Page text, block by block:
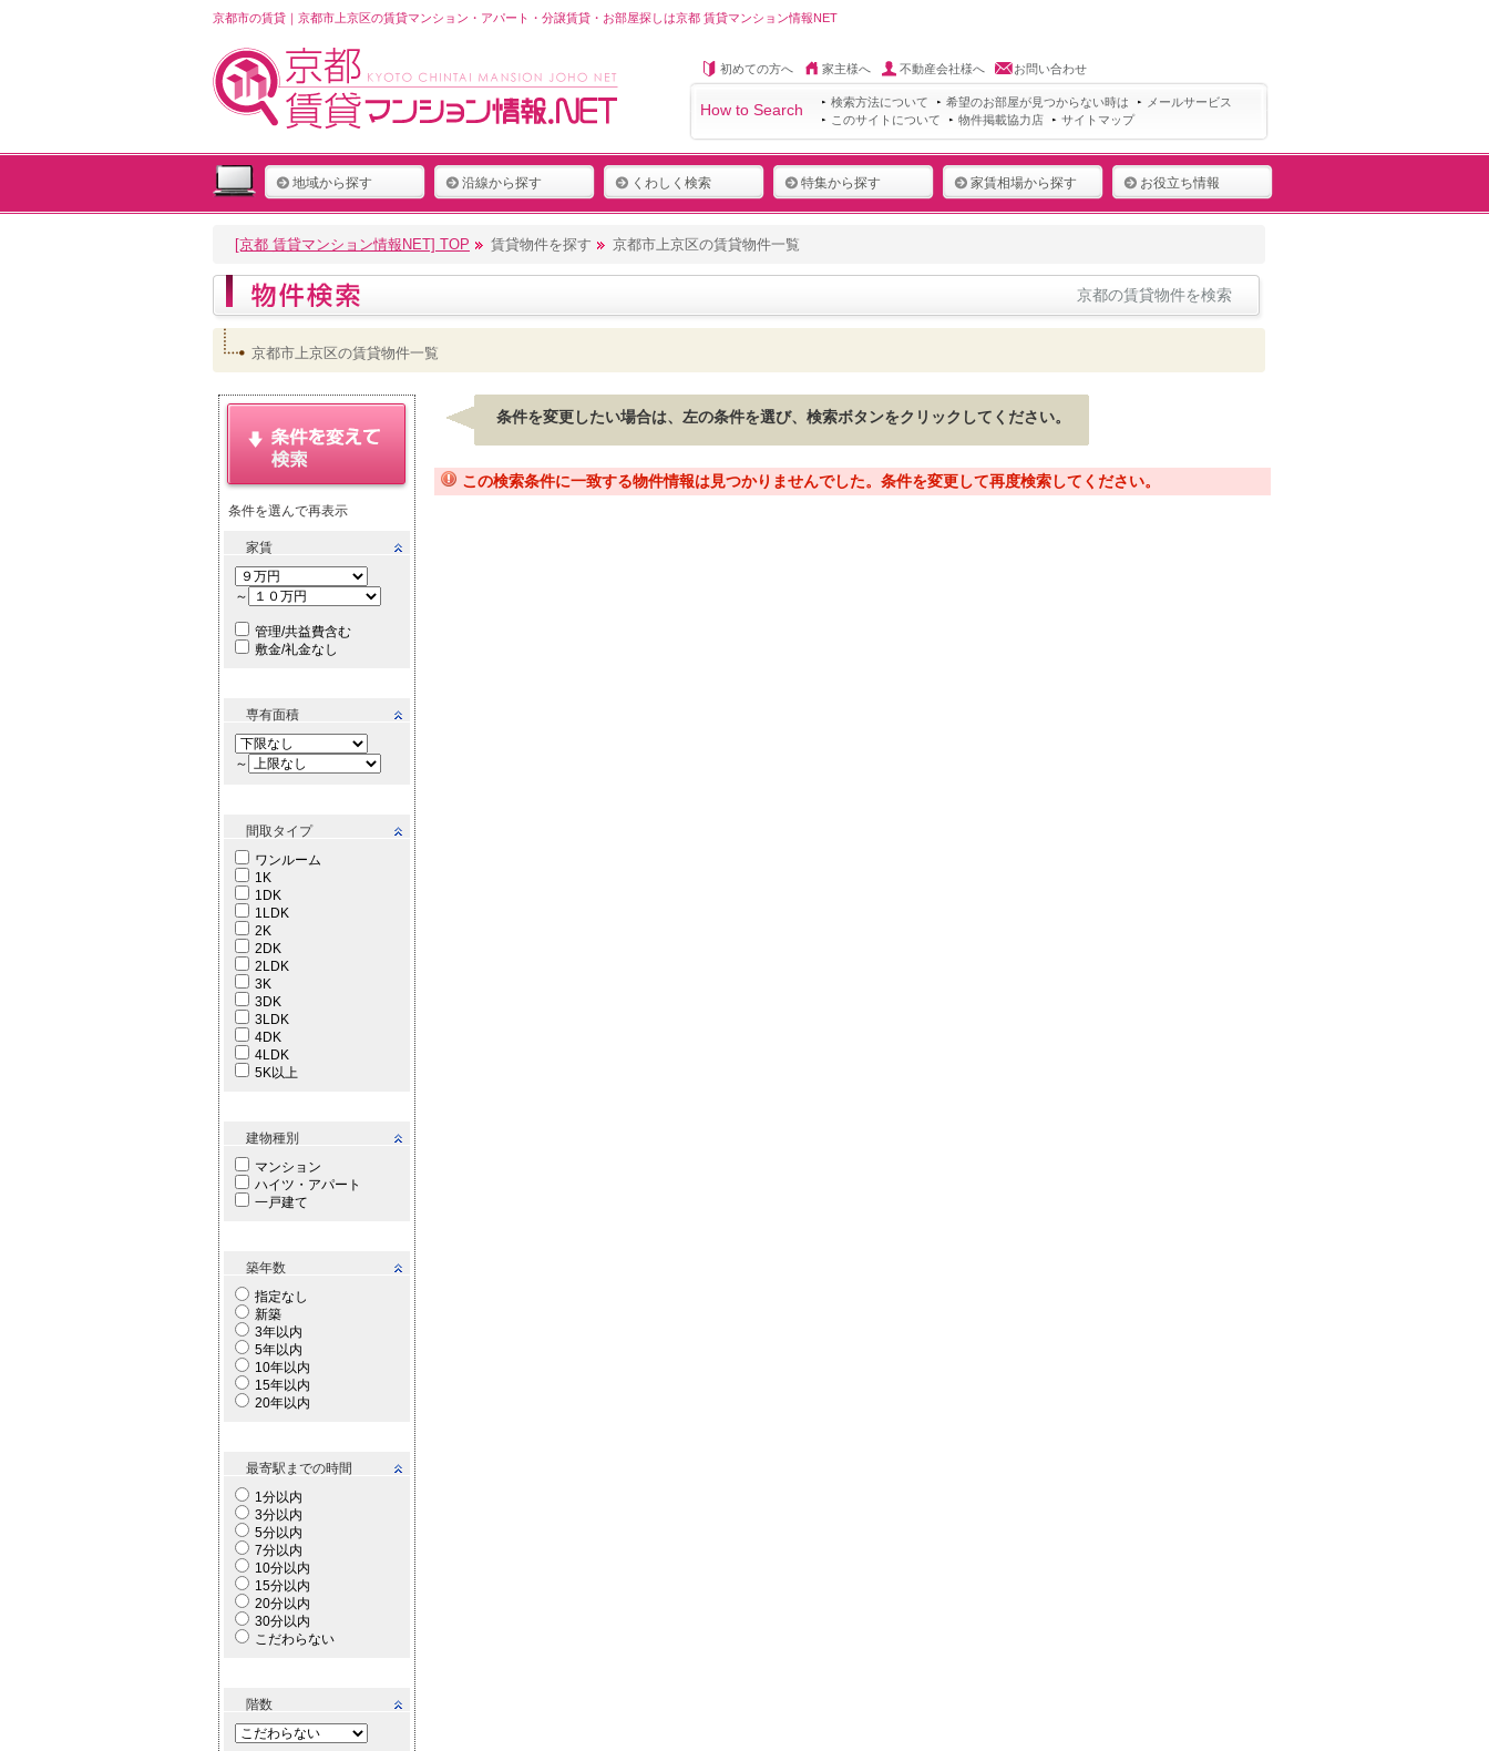
京都市の賃貸｜京都市上京区の賃貸マンション・アパート・分譲賃貸・お部屋探しは京都 賃貸マンション情報NET
初めての方へ 家主様へ 不動産会社様へ お問い合わせ
How to Search 検索方法について 希望のお部屋が見つからない時は
メールサービス
このサイトについて
物件掲載協力店 サイトマップ
地域から探す 沿線から探す くわしく検索 特集から探す 家賃相場から探す お役立ち情報
[京都 賃貸マンション情報NET] TOP 賃貸物件を探す 京都市上京区の賃貸物件一覧
京都の賃貸物件を検索
京都市上京区の賃貸物件一覧
条件を選んで再表示
家賃
～
管理/共益費含む
敷金/礼金なし
専有面積
～
間取タイプ
ワンルーム
1K
1DK
1LDK
2K
2DK
2LDK
3K
3DK
3LDK
4DK
4LDK
5K以上
建物種別
マンション
ハイツ・アパート
一戸建て
築年数
指定なし
新築
3年以内
5年以内
10年以内
15年以内
20年以内
最寄駅までの時間
1分以内
3分以内
5分以内
7分以内
10分以内
15分以内
20分以内
30分以内
こだわらない
階数
条件を変更したい場合は、左の条件を選び、検索ボタンをクリックしてください。
この検索条件に一致する物件情報は見つかりませんでした。条件を変更して再度検索してください。